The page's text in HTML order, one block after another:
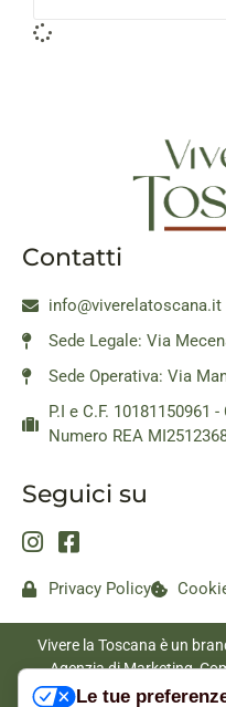
Contatti
info@viverelatoscana.it
Sede Legale: Via
Sede Operativa: Via
P.I e C.F. 10181150961
Numero REA
Seguici su
Privacy Policy
Vivere la Toscana è un
Agenzia di Marketing,
|
Le tue